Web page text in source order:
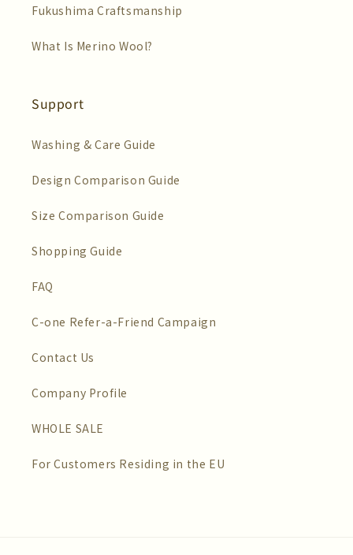
Fukushima Craftsmanship
What Is Merino Wool?
Support
Washing & Care Guide
Design Comparison Guide
Size Comparison Guide
Shopping Guide
FAQ
C-one Refer-a-Friend Campaign
Contact Us
Company Profile
WHOLE SALE
For Customers Residing in the EU